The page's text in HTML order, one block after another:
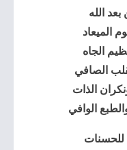
الله
الميعاد
الجاه
الصافي
الذات
الوافي
للحسنات